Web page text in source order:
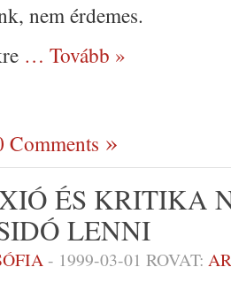
nem érdemes.
… Tovább »
Comments
ÉS KRITIKA
LENNI
- 1999-03-01 ROVAT: